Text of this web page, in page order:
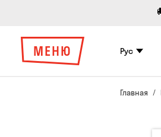
МЕНЮ Рус
Главная